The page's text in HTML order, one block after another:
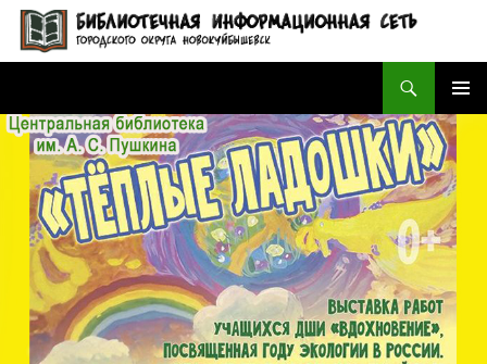
БИБЛИОТЕЧНАЯ ИНФОРМАЦИОННАЯ СЕТЬ городского округа Новокуйбышевск
МЕНЮ
К
СОДЕРЖИМОМУ